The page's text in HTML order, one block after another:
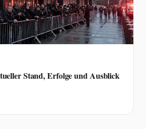
Stand, Erfolge und Ausblick